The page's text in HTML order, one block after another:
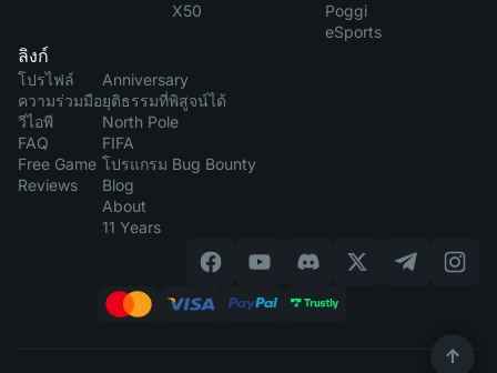
X50
Poggi
eSports
ลิงก์
โปรไฟล์
ความร่วมมือ
วีไอพี
FAQ
Free Game
Reviews
Anniversary
ยุติธรรมที่พิสูจน์ได้
North Pole
FIFA
โปรแกรม Bug Bounty
Blog
About
11 Years